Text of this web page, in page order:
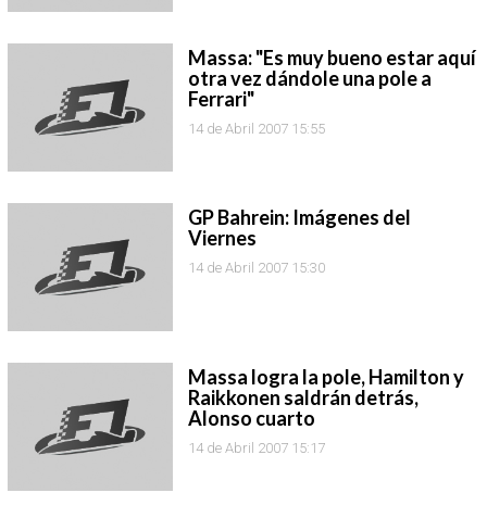
Massa: "Es muy bueno estar aquí
otra vez dándole una pole a
Ferrari"
14 de Abril 2007 15:55
GP Bahrein: Imágenes del
Viernes
14 de Abril 2007 15:30
Massa logra la pole, Hamilton y
Raikkonen saldrán detrás,
Alonso cuarto
14 de Abril 2007 15:17